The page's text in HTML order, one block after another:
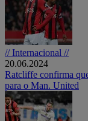
// Internacional //
20.06.2024
Ratcliffe confirma
para o Man. United